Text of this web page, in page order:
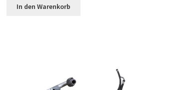
In den Warenkorb